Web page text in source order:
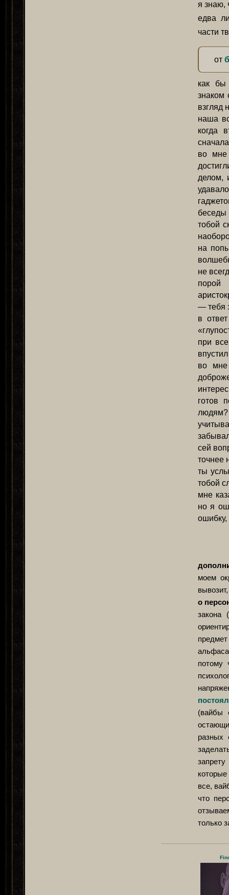
я знаю,
едва
части
от
как бы
знаком
взгляд
наша
когда
во мне
делом,
беседы
тобой
на
не
порой
— тебя
в
при
во мне
готов
людям?
сей
точнее
ты
тобой
мне
но я
ошибку,
моем
о
закона
потому
(вайбы
разных
все,
что
только